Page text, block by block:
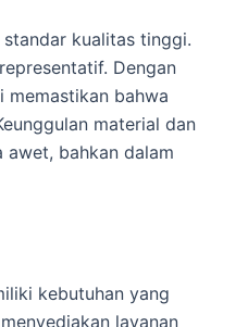
standar kualitas tinggi.
Dengan
memastikan bahwa
material dan
bahkan dalam
kebutuhan yang
layanan